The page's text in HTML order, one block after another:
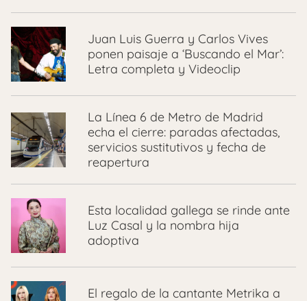
Juan Luis Guerra y Carlos Vives
ponen paisaje a ‘Buscando el Mar’:
Letra completa y Videoclip
La Línea 6 de Metro de Madrid
echa el cierre: paradas afectadas,
servicios sustitutivos y fecha de
reapertura
Esta localidad gallega se rinde ante
Luz Casal y la nombra hija
adoptiva
El regalo de la cantante Metrika a